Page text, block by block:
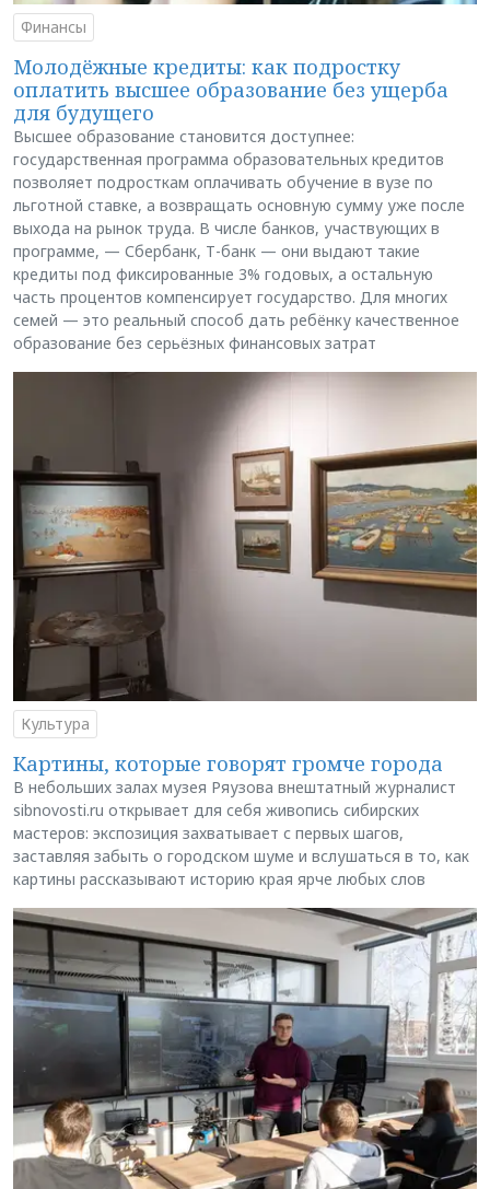
Финансы
Молодёжные кредиты: как подростку
оплатить высшее образование без ущерба
для будущего
Высшее образование становится доступнее:
государственная программа образовательных кредитов
позволяет подросткам оплачивать обучение в вузе по
льготной ставке, а возвращать основную сумму уже после
выхода на рынок труда. В числе банков, участвующих в
программе, — Сбербанк, Т-банк — они выдают такие
кредиты под фиксированные 3% годовых, а остальную
часть процентов компенсирует государство. Для многих
семей — это реальный способ дать ребёнку качественное
образование без серьёзных финансовых затрат
Культура
Картины, которые говорят громче города
В небольших залах музея Ряузова внештатный журналист
sibnovosti.ru открывает для себя живопись сибирских
мастеров: экспозиция захватывает с первых шагов,
заставляя забыть о городском шуме и вслушаться в то, как
картины рассказывают историю края ярче любых слов